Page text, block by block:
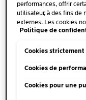
EAU THERMALE
TONIQUE ET BRUME
performances, offrir
utilisateur, à des fins de
externes. Les cookies
directement («
paramètres et
sur le lien «
Politique de
Cookies strictement
Cookies de
Cookies pour une